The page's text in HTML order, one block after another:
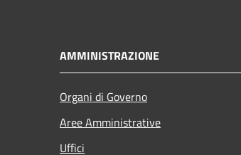
AMMINISTRAZIONE
Organi di Governo
Aree Amministrative
Uffici